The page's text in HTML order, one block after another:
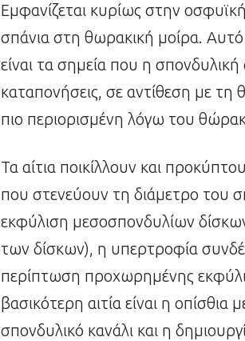
Εμφανίζεται κυρίως στην
σπάνια στη θωρακική μοίρα. Αυτό
είναι τα σημεία που η σπονδυλική
καταπονήσεις, σε αντίθεση με τη
πιο περιορισμένη λόγω του
Τα αίτια ποικίλλουν και
που στενεύουν τη διάμετρο του
εκφύλιση μεσοσπονδυλίων
των δίσκων), η υπερτροφία
περίπτωση προχωρημένης
βασικότερη αιτία είναι η
σπονδυλικό κανάλι και η